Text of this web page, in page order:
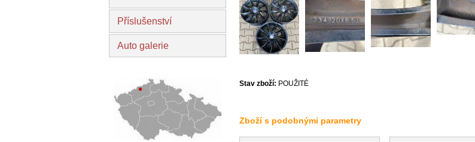
Příslušenství
Auto galerie
Stav zboží: POUŽITÉ
Zboží s podobnými parametry